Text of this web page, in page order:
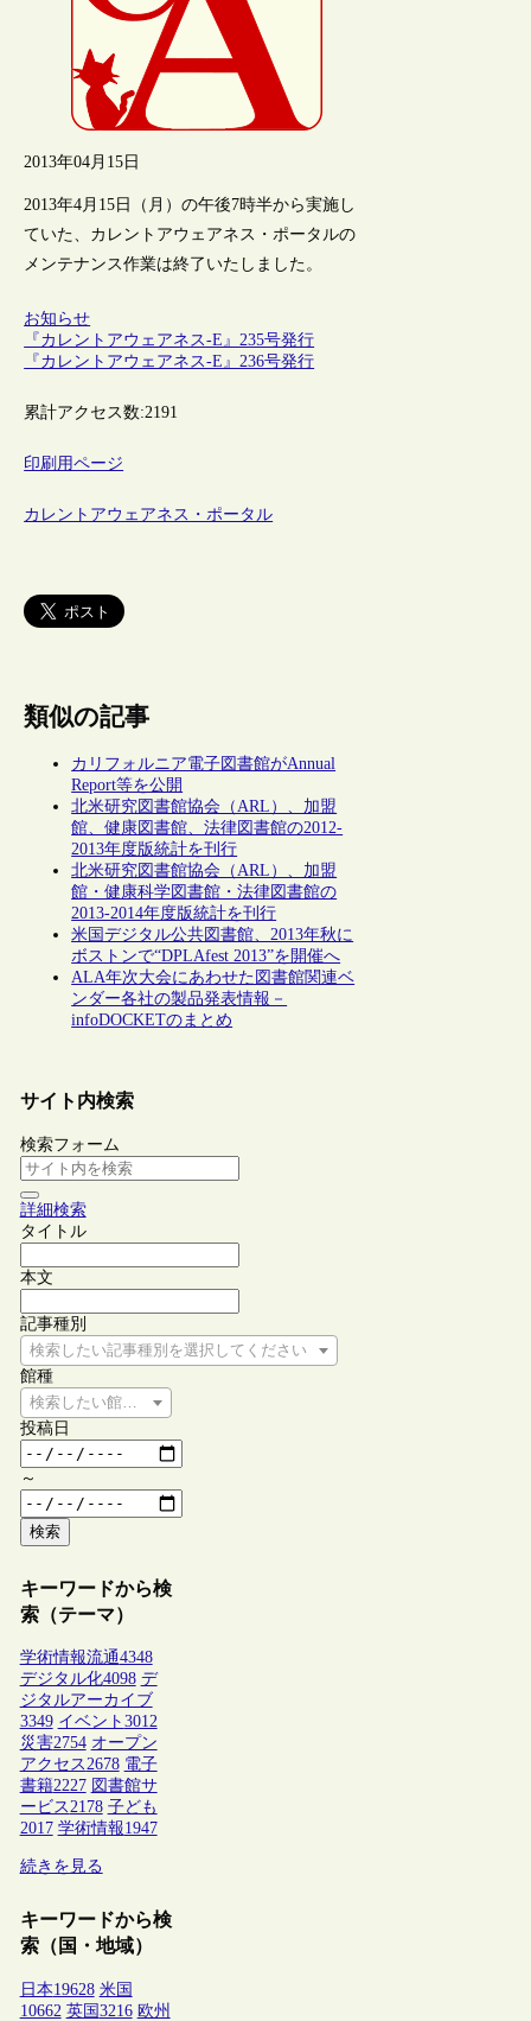
2013年04月15日
2013年4月15日（月）の午後7時半から実施し
ていた、カレントアウェアネス・ポータルの
メンテナンス作業は終了いたしました。
お知らせ
『カレントアウェアネス-E』235号発行
『カレントアウェアネス-E』236号発行
累計アクセス数:2191
印刷用ページ
カレントアウェアネス・ポータル
類似の記事
カリフォルニア電子図書館がAnnual
Report等を公開
北米研究図書館協会（ARL）、加盟
館、健康図書館、法律図書館の2012-
2013年度版統計を刊行
北米研究図書館協会（ARL）、加盟
館・健康科学図書館・法律図書館の
2013-2014年度版統計を刊行
米国デジタル公共図書館、2013年秋に
ボストンで“DPLAfest 2013”を開催へ
ALA年次大会にあわせた図書館関連ベ
ンダー各社の製品発表情報－
infoDOCKETのまとめ
サイト内検索
検索フォーム
詳細検索
タイトル
本文
記事種別
検索したい記事種別を選択してください
館種
検索したい館種を選択してください
投稿日
～
検索
キーワードから検
索（テーマ）
学術情報流通4348
デジタル化4098 デ
ジタルアーカイブ
3349 イベント 3012
災害2754 オープン
アクセス2678 電子
書籍2227 図書館サ
ービス2178 子ども
2017 学術情報1947
続きを見る
キーワードから検
索（国・地域）
日本19628 米国
10662 英国 3216 欧州